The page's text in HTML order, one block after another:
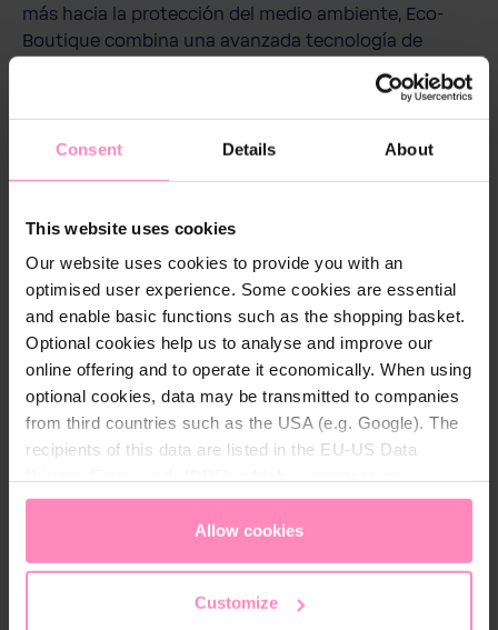
Consent Details About
This website uses cookies
Our website uses cookies to provide you with an
optimised user experience. Some cookies are essential
and enable basic functions such as the shopping basket.
Optional cookies help us to analyse and improve our
online offering and to operate it economically. When using
optional cookies, data may be transmitted to companies
from third countries such as the USA (e.g. Google). The
recipients of this data are listed in the EU-US Data
appropriate level of data protection. You canaccept all
only allow necessary cookies
access and change your chosen setting at any time in
Allow cookies
Customize
más hacia la protección del medio ambiente, Eco-
Boutique combina una avanzada tecnología de
formulación con materiales de envasado reciclados
para aprovechar al máximo la ciencia de la vida y la
naturaleza.
extractos de té verde orgánico proporcionan
refresco y una limpieza suave. Eco-Boutique
combina una avanzada tecnología de formulación
con materiales de envasado reciclados para
aprovechar al máximo la ciencia de la vida y la
naturaleza.
extractos orgánicos de té verde proporcionan
refresco y una limpieza suave. Esto es lo que
pura con ingredientes de origen natural, con
extractos de té verde ecológico y extractos de hojas